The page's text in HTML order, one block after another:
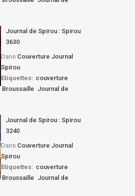
Journal de Spirou : Spirou
3630
Dans Couverture Journal
Spirou
Etiquettes: couverture
Broussaille Journal de
Journal de Spirou : Spirou
3240
Dans Couverture Journal
Spirou
Etiquettes: couverture
Broussaille Journal de